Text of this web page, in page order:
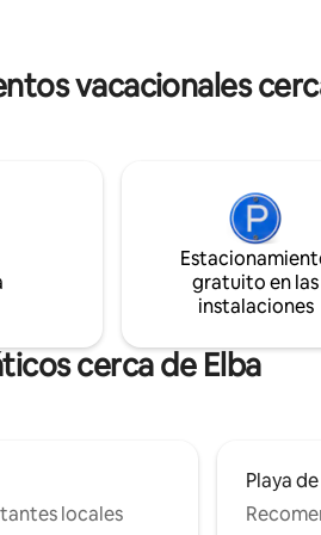
de la playa: 950 metros
vacacionales
gratuito en las
instalaciones
cerca de Elba
locales
Playa